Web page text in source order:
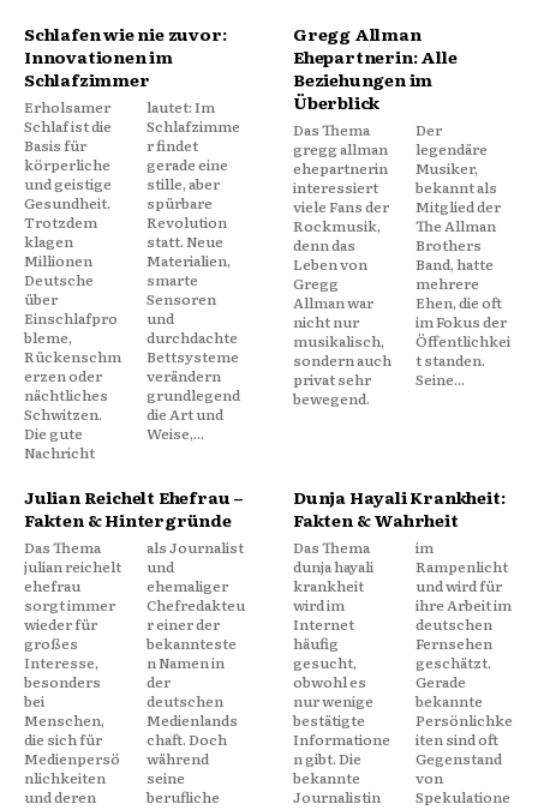
Schlafen wie nie zuvor:
Innovationen im
Schlafzimmer
Erholsamer
Schlaf ist die
Basis für
körperliche
und geistige
Gesundheit.
Trotzdem
klagen
Millionen
Deutsche
über
Einschlafpro
bleme,
Rückenschm
erzen oder
nächtliches
Schwitzen.
Die gute
Nachricht
lautet: Im
Schlafzimme
r findet
gerade eine
stille, aber
spürbare
Revolution
statt. Neue
Materialien,
smarte
Sensoren
und
durchdachte
Bettsysteme
verändern
grundlegend
die Art und
Weise,...
Gregg Allman
Ehepartnerin: Alle
Beziehungen im
Überblick
Das Thema
gregg allman
ehepartnerin
interessiert
viele Fans der
Rockmusik,
denn das
Leben von
Gregg
Allman war
nicht nur
musikalisch,
sondern auch
privat sehr
bewegend.
Der
legendäre
Musiker,
bekannt als
Mitglied der
The Allman
Brothers
Band, hatte
mehrere
Ehen, die oft
im Fokus der
Öffentlichkei
t standen.
Seine...
Julian Reichelt Ehefrau –
Fakten & Hintergründe
Das Thema
julian reichelt
ehefrau
sorgt immer
wieder für
großes
Interesse,
besonders
bei
Menschen,
die sich für
Medienpersö
nlichkeiten
und deren
als Journalist
und
ehemaliger
Chefredakteu
r einer der
bekannteste
n Namen in
der
deutschen
Medienlands
chaft. Doch
während
seine
berufliche
Dunja Hayali Krankheit:
Fakten & Wahrheit
Das Thema
dunja hayali
krankheit
wird im
Internet
häufig
gesucht,
obwohl es
nur wenige
bestätigte
Informatione
n gibt. Die
bekannte
Journalistin
im
Rampenlicht
und wird für
ihre Arbeit im
deutschen
Fernsehen
geschätzt.
Gerade
bekannte
Persönlichke
iten sind oft
Gegenstand
von
Spekulatione